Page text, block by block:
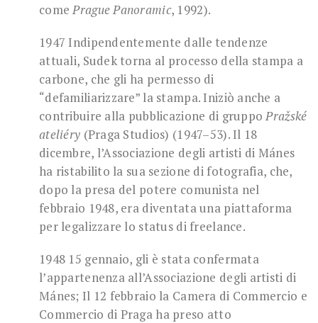
comePrague Panoramic, 1992).
1947 Indipendentemente dalle tendenze
attuali, Sudek torna al processo della stampa a
carbone, che gli ha permesso di
“defamiliarizzare” la stampa. Iniziò anche a
contribuire alla pubblicazione di gruppoPražské
ateliéry (Praga Studios) (1947–53). Il 18
dicembre, l’Associazione degli artisti di Mánes
ha ristabilito la sua sezione di fotografia, che,
dopo la presa del potere comunista nel
febbraio 1948, era diventata una piattaforma
per legalizzare lo status di freelance.
1948 15 gennaio, gli è stata confermata
l’appartenenza all’Associazione degli artisti di
Mánes; Il 12 febbraio la Camera di Commercio e
Commercio di Praga ha preso atto